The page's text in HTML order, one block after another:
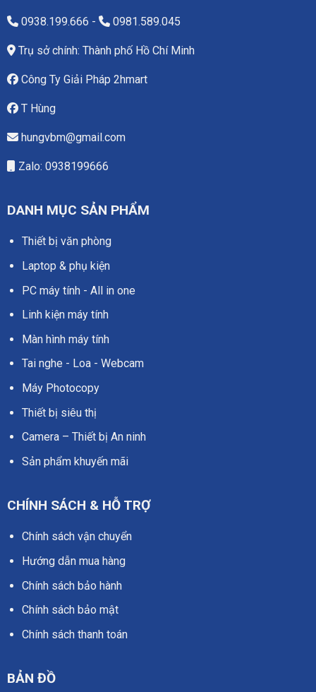
0938.199.666 - 0981.589.045
Trụ sở chính: Thành phố Hồ Chí Minh
Công Ty Giải Pháp 2hmart
T Hùng
hungvbm@gmail.com
Zalo: 0938199666
DANH MỤC SẢN PHẨM
Thiết bị văn phòng
Laptop & phụ kiện
PC máy tính - All in one
Linh kiện máy tính
Màn hình máy tính
Tai nghe - Loa - Webcam
Máy Photocopy
Thiết bị siêu thị
Camera – Thiết bị An ninh
Sản phẩm khuyến mãi
CHÍNH SÁCH & HỖ TRỢ
Chính sách vận chuyển
Hướng dẫn mua hàng
Chính sách bảo hành
Chính sách bảo mật
Chính sách thanh toán
BẢN ĐỒ